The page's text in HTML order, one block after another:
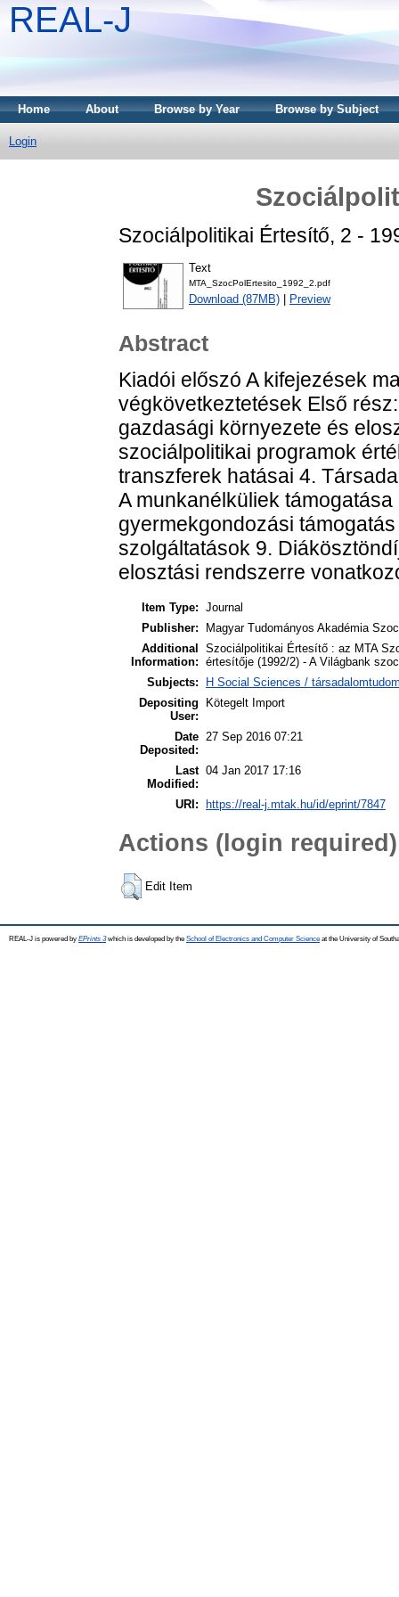
REAL-J
Home About Browse by Year Browse by Subject
Login
Szociálpolitikai Értesítő, 2 -
Text
MTA_SzocPolErtesito_1992_2.pdf
Download (87MB) Preview
Abstract
Kiadói előszó A kifejezések
végkövetkeztetések Első
gazdasági környezete és
szociálpolitikai programok
transzferek hatásai 4.
A munkanélküliek
gyermekgondozási
szolgáltatások 9.
elosztási rendszerre
Item Type: Journal
Publisher:
Magyar Tudományos Akadémia
Additional
Information:
Szociálpolitikai Értesítő : az MTA
értesítője (1992/2) - A Világbank
Subjects:
H Social Sciences /
Depositing
User:
Kötegelt Import
Date
Deposited:
27 Sep 2016 07:21
Last
Modified:
04 Jan 2017 17:16
URI: https://real-j.mtak.hu/id/eprint/7847
Actions (login required)
Edit Item
REAL-J is powered by EPrints 3which is developed by the School of Electronics and Computer Science at the University of